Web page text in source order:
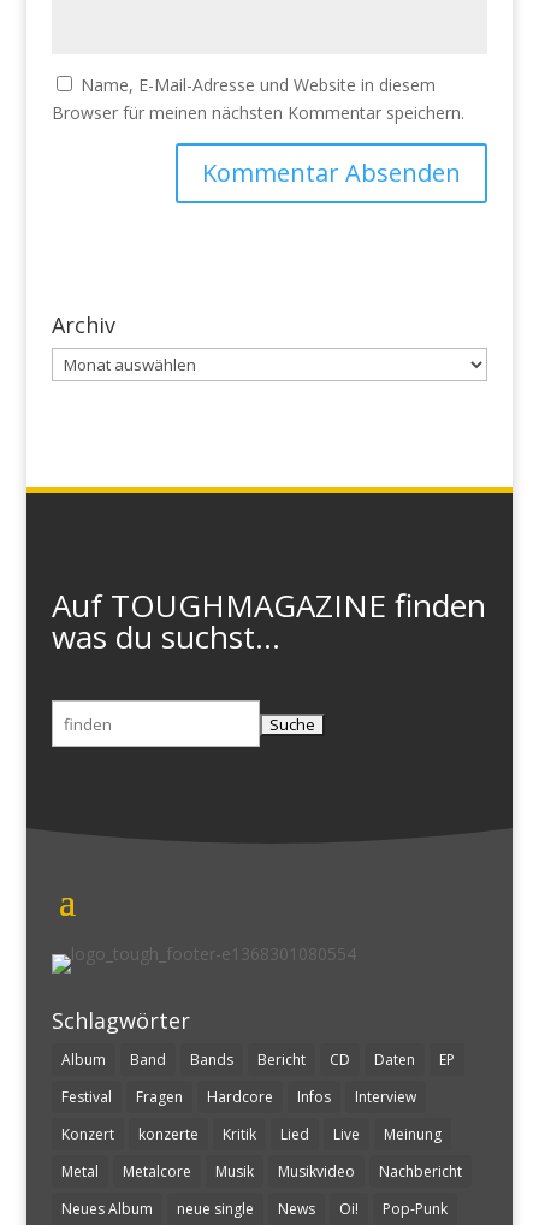
Name, E-Mail-Adresse und Website in diesem
Browser für meinen nächsten Kommentar speichern.
Archiv
Archiv
Auf TOUGHMAGAZINE finden
was du suchst...
Suchen
nach:
Schlagwörter
Album Band Bands Bericht CD Daten
EP
Festival
Fragen Hardcore Infos
Interview
Konzert
konzerte Kritik Lied Live
Meinung
Metal
Metalcore Musik Musikvideo
Nachbericht
Neues Album
neue single News Oi! Pop-Punk